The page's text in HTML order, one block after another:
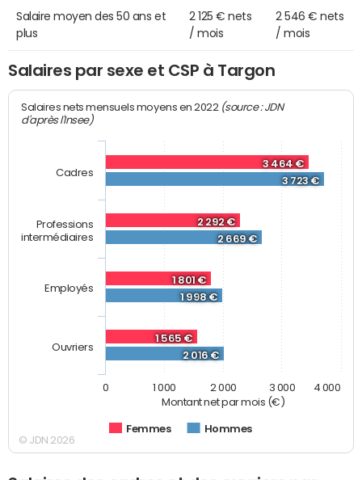
Salaire moyen des 50 ans et
plus
2 125 € nets
/ mois
2 546 € nets
/ mois
Salaires par sexe et CSP à Targon
Montant net par mois (€)
Salaires nets mensuels moyens en 2022 (source : JDN
d'après l'Insee)
3 464 €
2 292 €
1 801 €
1 565 €
3 723 €
2 669 €
1 998 €
2 016 €
Femmes Hommes
Cadres
Professions
intermédiaires
Employés
Ouvriers
0 1 000 2 000 3 000 4 000
© JDN 2026